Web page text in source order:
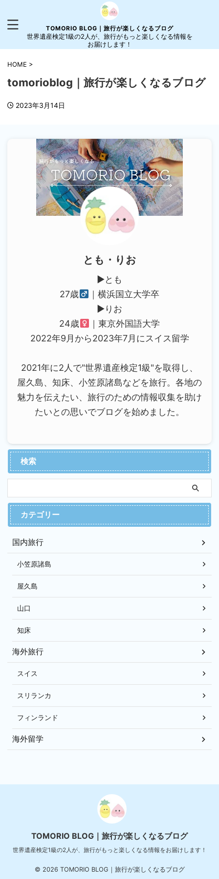
TOMORIO BLOG｜旅行が楽しくなるブログ
世界遺産検定1級の2人が、旅行がもっと楽しくなる情報を
お届けします！
HOME >
tomorioblog｜旅行が楽しくなるブログ
2023年3月14日
とも・りお
▶︎とも
27歳
｜横浜国立大学卒
▶︎りお
24歳
｜東京外国語大学
2022年9月から2023年7月にスイス留学
2021年に2人で"世界遺産検定1級"を取得し、
屋久島、知床、小笠原諸島などを旅行。各地の
魅力を伝えたい、旅行のための情報収集を助け
たいとの思いでブログを始めました。
検索
カテゴリー
国内旅行
小笠原諸島
屋久島
山口
知床
海外旅行
スイス
スリランカ
フィンランド
海外留学
TOMORIO BLOG｜旅行が楽しくなるブログ
世界遺産検定1級の2人が、旅行がもっと楽しくなる情報をお届けします！
© 2026 TOMORIO BLOG｜旅行が楽しくなるブログ